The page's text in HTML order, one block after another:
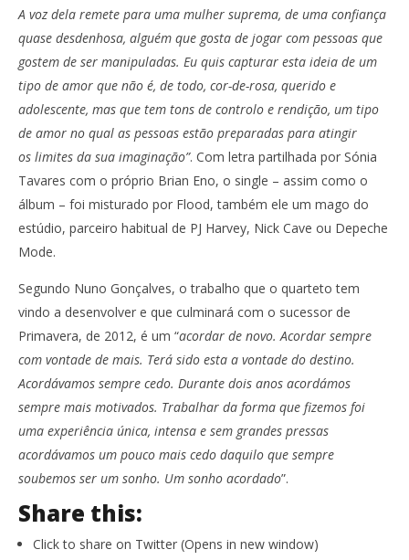
A voz dela remete para uma mulher suprema, de uma confiança
quase desdenhosa, alguém que gosta de jogar com pessoas que
gostem de ser manipuladas. Eu quis capturar esta ideia de um
tipo de amor que não é, de todo, cor-de-rosa, querido e
adolescente, mas que tem tons de controlo e rendição, um tipo
de amor no qual as pessoas estão preparadas para atingir
os limites da sua imaginação”. Com letra partilhada por Sónia
Tavares com o próprio Brian Eno, o single – assim como o
álbum – foi misturado por Flood, também ele um mago do
estúdio, parceiro habitual de PJ Harvey, Nick Cave ou Depeche
Mode.
Segundo Nuno Gonçalves, o trabalho que o quarteto tem
vindo a desenvolver e que culminará com o sucessor de
Primavera, de 2012, é um “acordar de novo. Acordar sempre
com vontade de mais. Terá sido esta a vontade do destino.
Acordávamos sempre cedo. Durante dois anos acordámos
sempre mais motivados. Trabalhar da forma que fizemos foi
uma experiência única, intensa e sem grandes pressas
acordávamos um pouco mais cedo daquilo que sempre
soubemos ser um sonho. Um sonho acordado”.
Share this:
Click to share on Twitter (Opens in new window)